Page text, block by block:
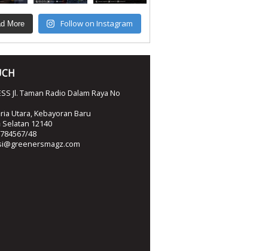
More Follow on Instagram
Jl. Taman Radio Dalam Raya No
Utara, Kebayoran Baru
Selatan 12140
48